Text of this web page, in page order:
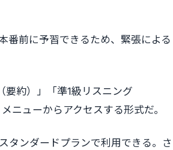
番前に予習できるため、緊張による
要約）」「準1級リスニング
ニューからアクセスする形式だ。
タンダードプランで利用できる。さ